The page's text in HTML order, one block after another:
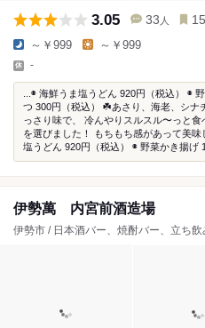
3.05 33 人
～￥999 ～￥999
-
...◉ 海鮮うま塩うどん 920円（税込） ◉
つ 300円（税込） ☘️あさり、海老、シナ
っさり味で、 冷んやりスルスル〜っと
を選びました！ もちもち感があって美
塩うどん 920円（税込） ◉ 野菜かき揚
伊勢萬 内宮前酒造場
伊勢市 / 日本酒バー、焼酎バー、立ち飲